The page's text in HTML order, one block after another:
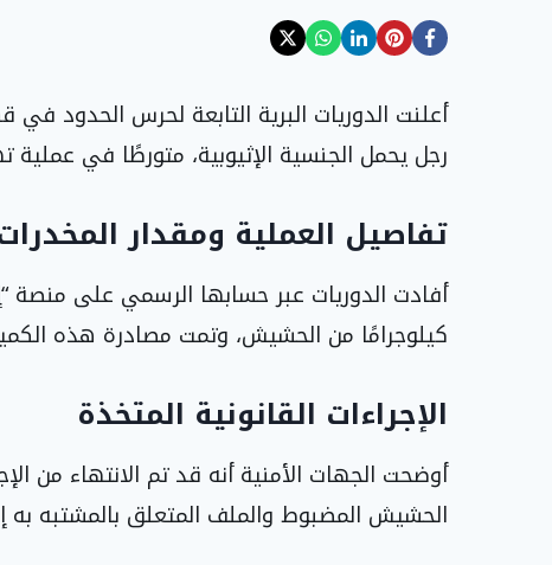
أعلنت الدوريات البرية التابعة لحرس الحدود
رجل يحمل الجنسية الإثيوبية، متورطًا في
تفاصيل العملية ومقدار
كيلوجرامًا من الحشيش، وتمت مصادرة هذه
الإجراءات القانونية المتخذة
أوضحت الجهات الأمنية أنه قد تم الانتهاء من
الحشيش المضبوط والملف المتعلق بالمشتبه به